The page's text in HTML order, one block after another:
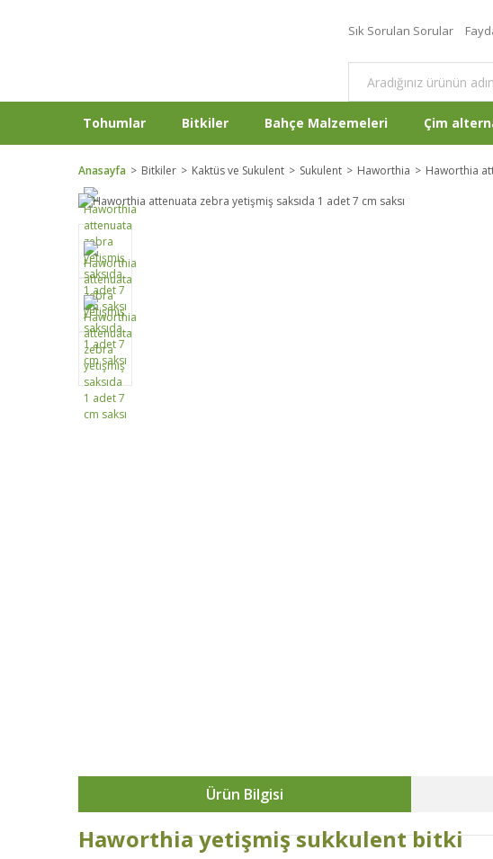
Sık Sorulan Sorular
Tohumlar Bitkiler Bahçe Malzemeleri Çim
Anasayfa Bitkiler Kaktüs ve Sukulent Sukulent Haworthia Haworthia
Ürün Bilgisi
Haworthia yetişmiş sukkulent bitki